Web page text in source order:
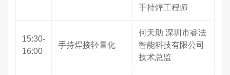
手持焊工程师
15:30-
16:00
手持焊接轻量化
何天助 深圳市睿法
智能科技有限公司
技术总监